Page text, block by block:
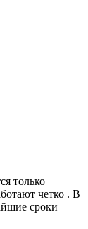
только
четко . В
сроки